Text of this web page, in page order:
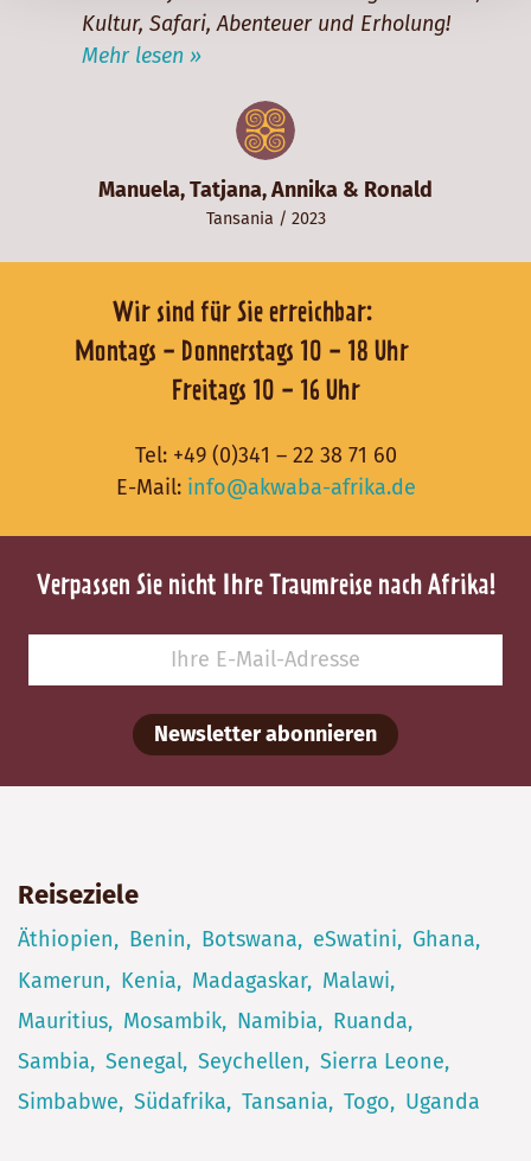
Manuela, Tatjana, Annika & Ronald
Tansania / 2023
Kultur, Safari, Abenteuer und Erholung!
Mehr lesen »
Wir sind für Sie erreichbar:
Montags - Donnerstags 10 - 18 Uhr
Freitags 10 - 16 Uhr
Tel: +49 (0)341 – 22 38 71 60
E-Mail: info@akwaba-afrika.de
Verpassen Sie nicht Ihre Traumreise nach Afrika!
Newsletter abonnieren
Reiseziele
Äthiopien Benin Botswana eSwatini
Ghana
Kamerun
Kenia Madagaskar
Malawi
Mauritius
Mosambik Namibia
Ruanda
Sambia
Senegal Seychellen
Sierra Leone
Simbabwe
Südafrika Tansania Togo Uganda